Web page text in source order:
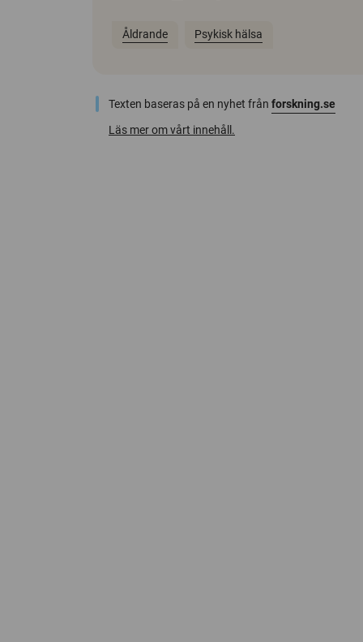
Åldrande Psykisk hälsa
Texten baseras på en nyhet från forskning.se
Läs mer om vårt innehåll.